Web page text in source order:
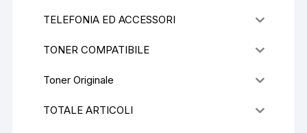
TELEFONIA ED ACCESSORI
TONER COMPATIBILE
Toner Originale
TOTALE ARTICOLI